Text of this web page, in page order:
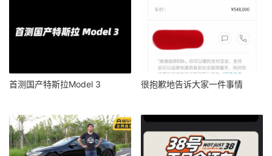
首测国产特斯拉Model 3 很抱歉地告诉大家一件事情